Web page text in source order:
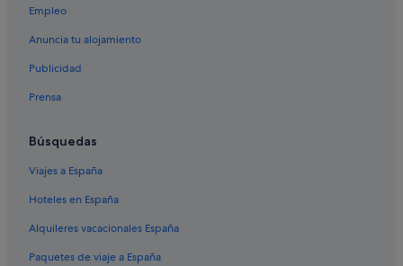
Empleo
Anuncia tu alojamiento
Publicidad
Prensa
Búsquedas
Viajes a España
Hoteles en España
Alquileres vacacionales España
Paquetes de viaje a España